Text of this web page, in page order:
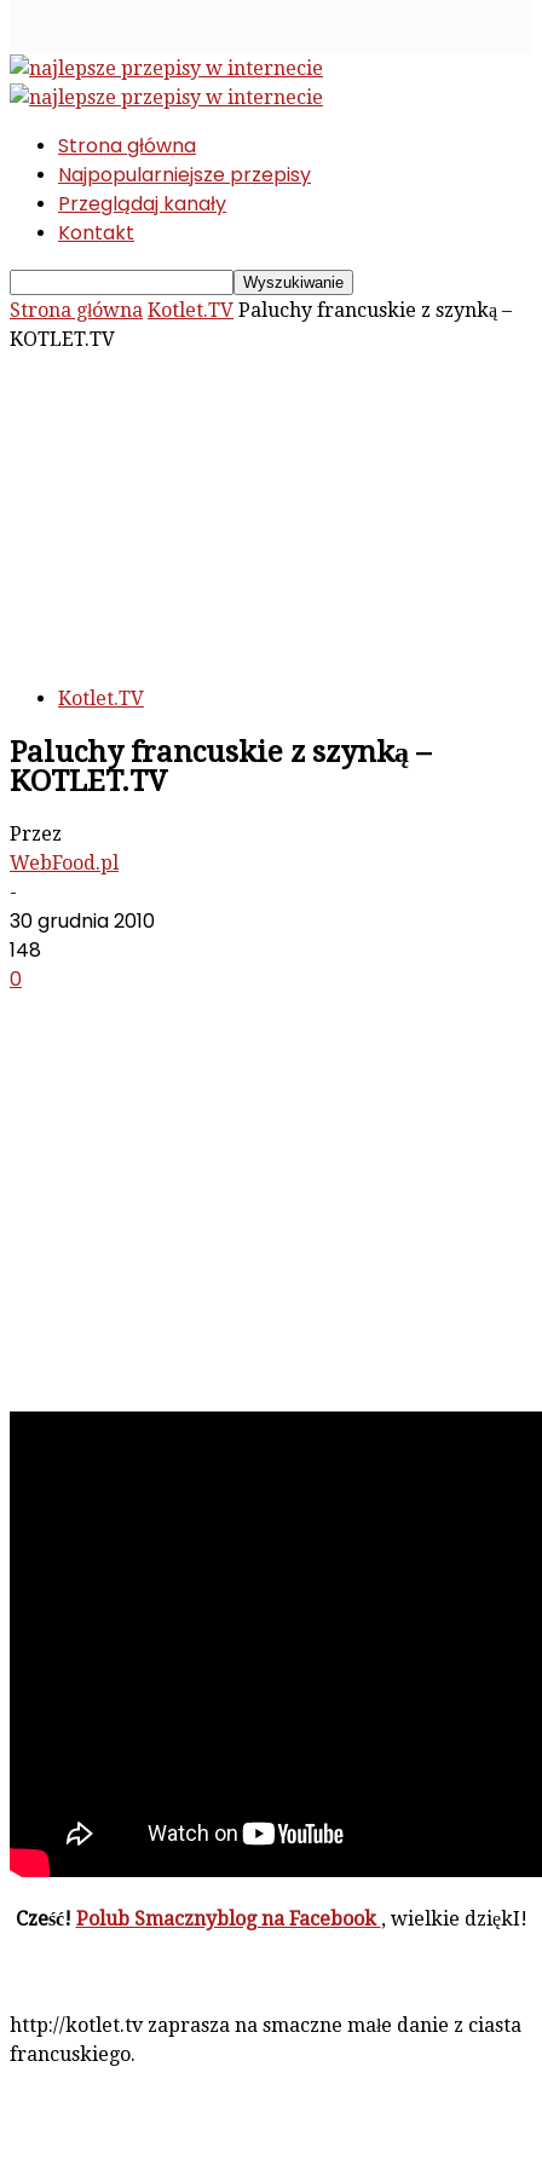
Strona główna
Najpopularniejsze przepisy
Przeglądaj kanały
Kontakt
Strona główna Kotlet.TV Paluchy francuskie z szynką –
KOTLET.TV
Kotlet.TV
Paluchy francuskie z szynką –
KOTLET.TV
Przez
WebFood.pl
-
30 grudnia 2010
148
0
Cześć! Polub Smacznyblog na Facebook , wielkie dziękI!
http://kotlet.tv zaprasza na smaczne małe danie z ciasta
francuskiego.